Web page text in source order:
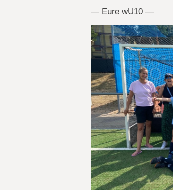
— Eure wU10 —